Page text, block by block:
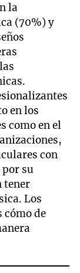
la
(70%) y
en los
como en el
con
su
tener
Los
cómo de